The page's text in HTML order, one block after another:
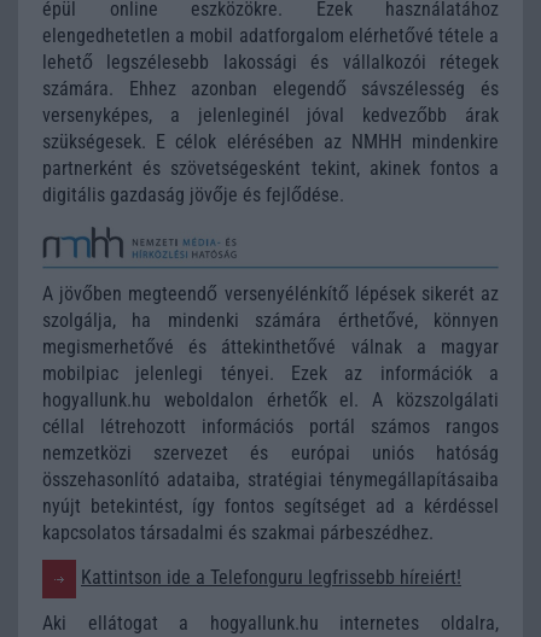
épül online eszközökre. Ezek használatához
elengedhetetlen a mobil adatforgalom elérhetővé tétele a
lehető legszélesebb lakossági és vállalkozói rétegek
számára. Ehhez azonban elegendő sávszélesség és
versenyképes, a jelenleginél jóval kedvezőbb árak
szükségesek. E célok elérésében az NMHH mindenkire
partnerként és szövetségesként tekint, akinek fontos a
digitális gazdaság jövője és fejlődése.
A jövőben megteendő versenyélénkítő lépések sikerét az
szolgálja, ha mindenki számára érthetővé, könnyen
megismerhetővé és áttekinthetővé válnak a magyar
mobilpiac jelenlegi tényei. Ezek az információk a
hogyallunk.hu weboldalon érhetők el. A közszolgálati
céllal létrehozott információs portál számos rangos
nemzetközi szervezet és európai uniós hatóság
összehasonlító adataiba, stratégiai ténymegállapításaiba
nyújt betekintést, így fontos segítséget ad a kérdéssel
kapcsolatos társadalmi és szakmai párbeszédhez.
Kattintson ide a Telefonguru legfrissebb híreiért!
Aki ellátogat a hogyallunk.hu internetes oldalra,